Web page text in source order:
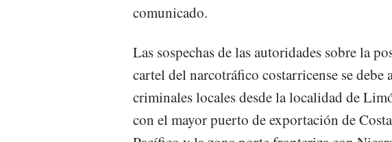
comunicado.
Las sospechas de las autoridades sobre la
cartel del narcotráfico costarricense se debe
criminales locales desde la localidad de
con el mayor puerto de exportación de